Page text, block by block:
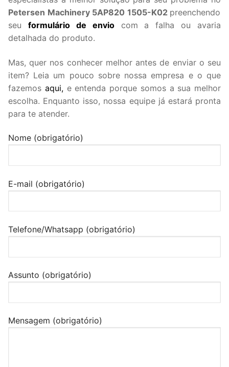
Petersen Machinery 5AP820 1505-K02 preenchendo
seu formulário de enviocom a falha ou avaria
detalhada do produto.
Mas, quer nos conhecer melhor antes de enviar o seu
item? Leia um pouco sobre nossa empresa e o que
fazemos aqui,e entenda porque somos a sua melhor
escolha. Enquanto isso, nossa equipe já estará pronta
para te atender.
Nome (obrigatório)
E-mail (obrigatório)
Telefone/Whatsapp (obrigatório)
Assunto (obrigatório)
Mensagem (obrigatório)